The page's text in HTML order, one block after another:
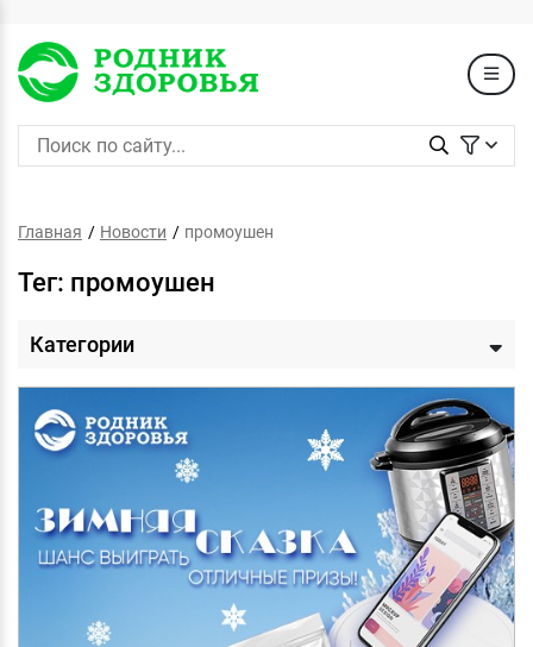
Главная Новости промоушен
Тег: промоушен
Категории